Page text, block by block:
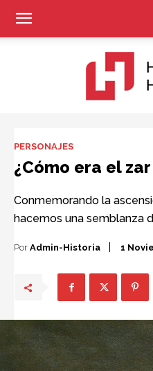
PERSONAJES
¿Cómo era el
Conmemorando la
hacemos una semblanza
Por Admin-Historia 1